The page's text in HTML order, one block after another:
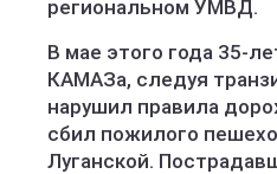
региональном УМВД.
В мае этого года 35-
КАМАЗа, следуя
нарушил правила
сбил пожилого
Луганской.